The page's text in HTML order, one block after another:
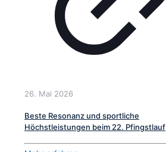
26. Mai 2026
Beste Resonanz und sportliche
Höchstleistungen beim 22. Pfingstlauf